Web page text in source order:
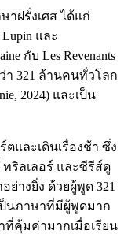
ฝรั่งเศส ได้แก่
และ
กับ Les Revenants
า 321 ล้านคนทั่วโลก
2024) และเป็น
และเดินเรื่องช้า ซึ่ง
ทริลเลอร์ และซีรีส์ดู
ย่างยิ่ง ด้วยผู้พูด 321
ป็นภาษาที่มีผู้พูดมาก
ที่คุ้มค่ามากเมื่อเรียน